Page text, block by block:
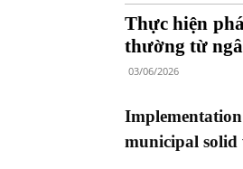
Thực hiện
thường từ
03/06/2026
municipal solid